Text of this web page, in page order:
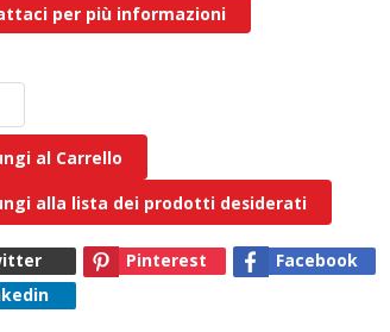
per più informazioni
al Carrello
alla lista dei prodotti desiderati
Pinterest
Facebook